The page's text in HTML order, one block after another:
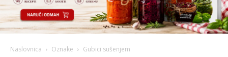
Naslovnica Oznake Gubici sušenjem